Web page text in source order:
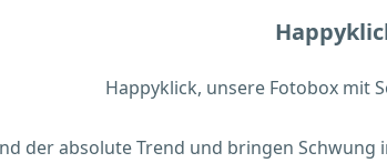
Happyklick, unsere Fotobox mit
der absolute Trend und bringen